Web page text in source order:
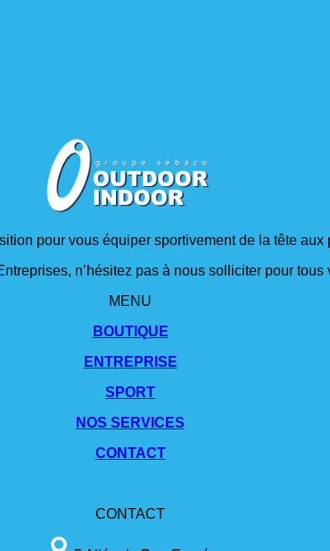
pour vous équiper sportivement de la tête aux
n’hésitez pas à nous solliciter pour
MENU
BOUTIQUE
ENTREPRISE
SPORT
NOS SERVICES
CONTACT
CONTACT